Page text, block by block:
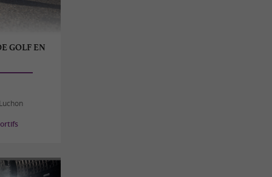
GOLF EN